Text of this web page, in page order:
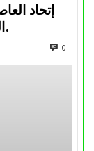
إتحاد
الكونفيدرالية الإفريقية الموسم القادم.
0